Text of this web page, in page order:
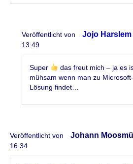
Veröffentlicht von Jojo Harslem
13:49
Super
das freut mich – ja es
mühsam wenn man zu
Lösung findet…
Veröffentlicht von Johann
16:34